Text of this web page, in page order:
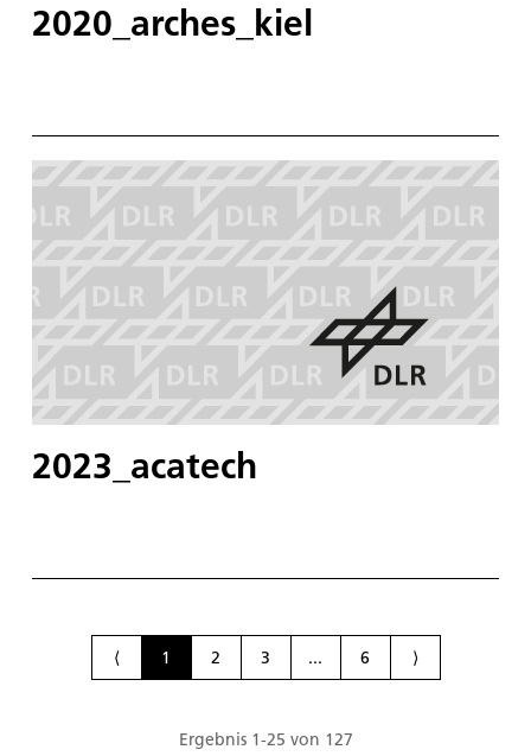
2020_arches_kiel
2023_acatech
⟨ 1 2 3 ... 6 ⟩
Ergebnis 1-25 von 127